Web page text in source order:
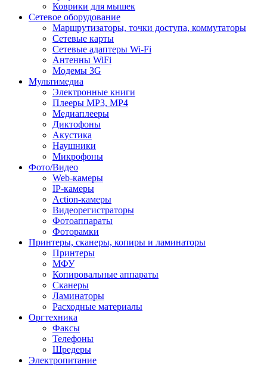
Коврики для мышек
Сетевое оборудование
Маршрутизаторы, точки доступа, коммутаторы
Сетевые карты
Сетевые адаптеры Wi-Fi
Антенны WiFi
Модемы 3G
Мультимедиа
Электронные книги
Плееры MP3, MP4
Медиаплееры
Диктофоны
Акустика
Наушники
Микрофоны
Фото/Видео
Web-камеры
IP-камеры
Action-камеры
Видеорегистраторы
Фотоаппараты
Фоторамки
Принтеры, сканеры, копиры и ламинаторы
Принтеры
МФУ
Копировальные аппараты
Сканеры
Ламинаторы
Расходные материалы
Оргтехника
Факсы
Телефоны
Шредеры
Электропитание